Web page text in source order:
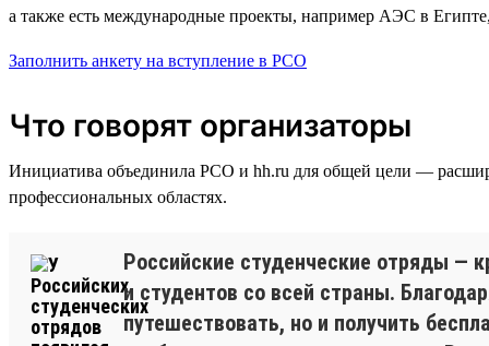
а также есть международные проекты, например АЭС в
Заполнить анкету на вступление в РСО
Что говорят организаторы
Инициатива объединила РСО и hh.ru для общей цели —
профессиональных областях.
Российские студенческие отряды —
и студентов со всей страны.
путешествовать, но и получить